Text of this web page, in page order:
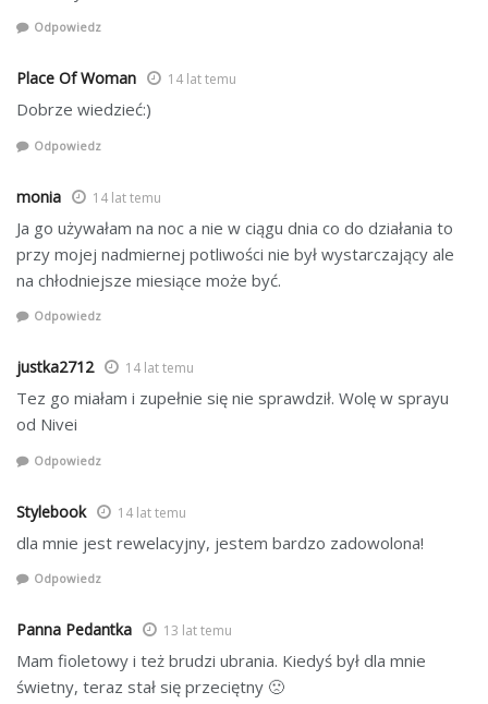
Odpowiedz
Place Of Woman 14 lat temu
Dobrze wiedzieć:)
Odpowiedz
monia 14 lat temu
Ja go używałam na noc a nie w ciągu dnia co do działania to
przy mojej nadmiernej potliwości nie był wystarczający ale
na chłodniejsze miesiące może być.
Odpowiedz
justka2712 14 lat temu
Tez go miałam i zupełnie się nie sprawdził. Wolę w sprayu
od Nivei
Odpowiedz
Stylebook 14 lat temu
dla mnie jest rewelacyjny, jestem bardzo zadowolona!
Odpowiedz
Panna Pedantka 13 lat temu
Mam fioletowy i też brudzi ubrania. Kiedyś był dla mnie
świetny, teraz stał się przeciętny 🙁